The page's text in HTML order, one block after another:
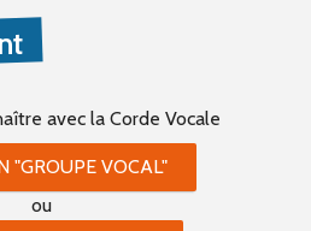
avec la Corde Vocale
"GROUPE VOCAL"
ou